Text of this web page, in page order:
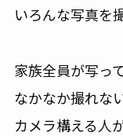
いろんな写真を
家族全員が写っ
なかなか撮れな
カメラ構える人